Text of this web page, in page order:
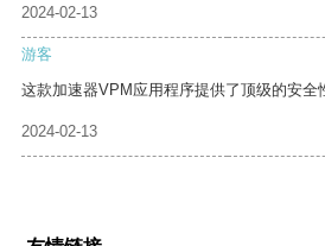
2024-02-13
游客
这款加速器VPM应用程序提供了顶级的安全
2024-02-13